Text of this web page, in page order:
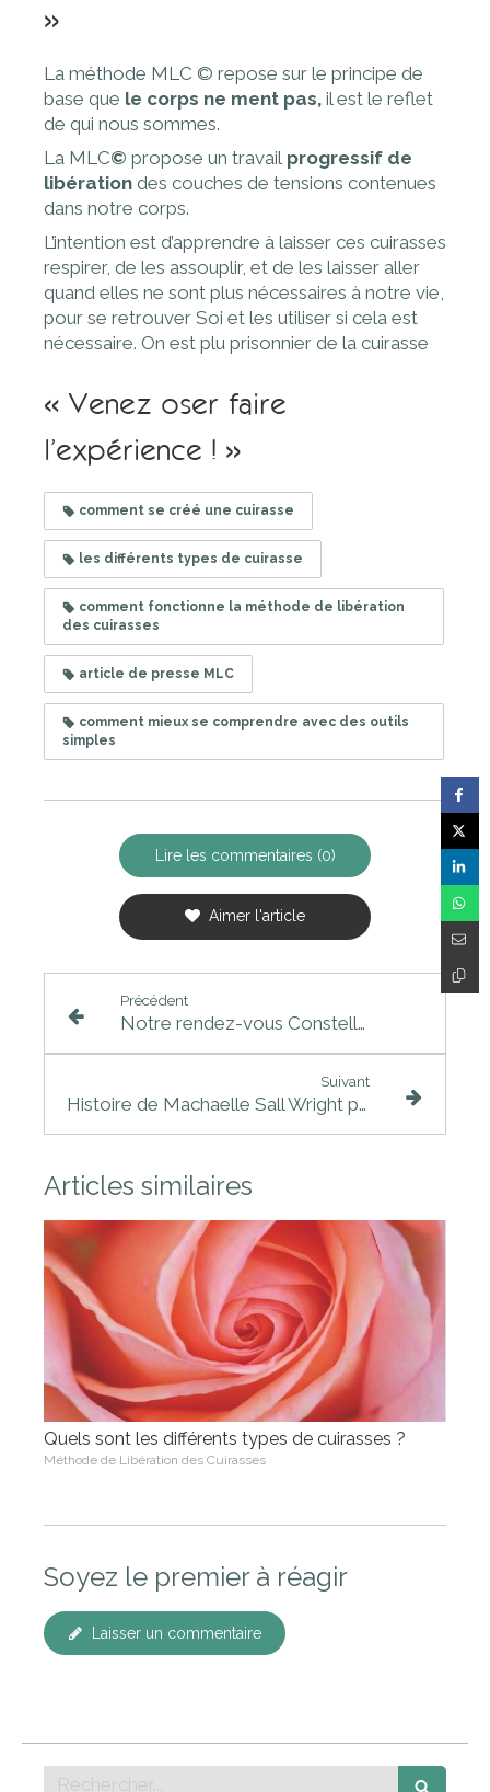
»
La méthode MLC © repose sur le principe de
base que le corps ne ment pas, il est le reflet
de qui nous sommes.
La MLC© propose un travail progressif de
libération des couches de tensions contenues
dans notre corps.
L’intention est d’apprendre à laisser ces cuirasses
respirer, de les assouplir, et de les laisser aller
quand elles ne sont plus nécessaires à notre vie,
pour se retrouver Soi et les utiliser si cela est
nécessaire. On est plu prisonnier de la cuirasse
« Venez oser faire
l’expérience ! »
comment se créé une cuirasse
les différents types de cuirasse
comment fonctionne la méthode de libération
des cuirasses
article de presse MLC
comment mieux se comprendre avec des outils
simples
Lire les commentaires (0)
Aimer l'article
Précédent
Notre rendez-vous Constellation
Suivant
Histoire de Machaelle Sall Wright présentée par François Deporte
Articles similaires
Quels sont les différents types de cuirasses ?
Méthode de Libération des Cuirasses
Soyez le premier à réagir
Laisser un commentaire